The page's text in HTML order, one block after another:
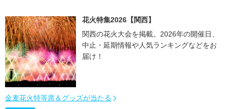
花火特集2026【関西】
関西の花火大会を掲載。2026年の開催日、
中止・延期情報や人気ランキングなどをお
届け！
金麦花火特等席＆グッズが当たる